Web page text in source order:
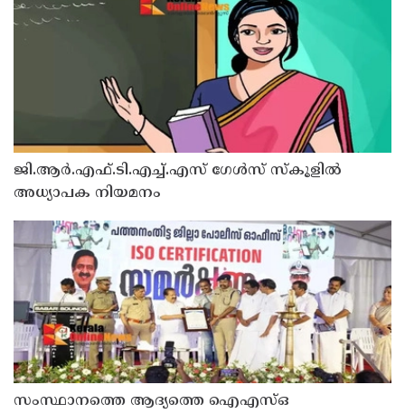
ജി.ആർ.എഫ്.ടി.എച്ച്.എസ് ഗേൾസ് സ്‌കൂളിൽ
അധ്യാപക നിയമനം
സംസ്ഥാനത്തെ ആദ്യത്തെ ഐഎസ്ഒ